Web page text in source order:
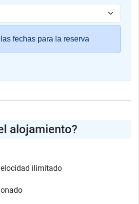
fechas para la reserva
alojamiento?
ilimitado